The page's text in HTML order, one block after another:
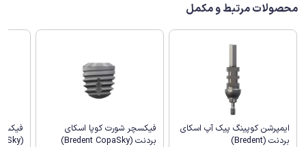
محصولات مرتبط و مکمل
ایمپرشن کوپینگ پیک آپ اسکای
بردنت (Bredent)
فیکسچر شورت کوپا اسکای
بردنت (Bredent CopaSky)
(Bredent CopaSky)